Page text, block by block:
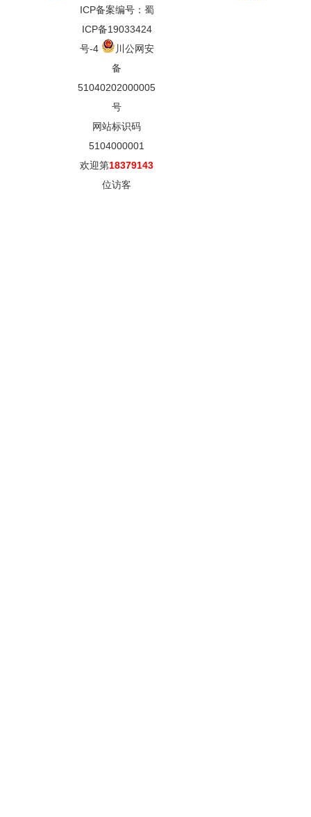
ICP备案编号：蜀
ICP备19033424
号-4
川公网安
备
51040202000005
号
网站标识码
5104000001
欢迎第18379143
位访客